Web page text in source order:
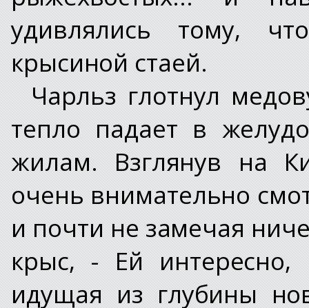
удивлялись тому,
крысиной стаей.
Чарльз глотнул
тепло падает в
жилам. Взглянув на
очень внимательно
и почти не замечая
крыс, - Ей
идущая из глубины